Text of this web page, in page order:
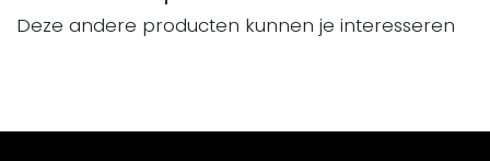
Deze andere producten kunnen je interesseren